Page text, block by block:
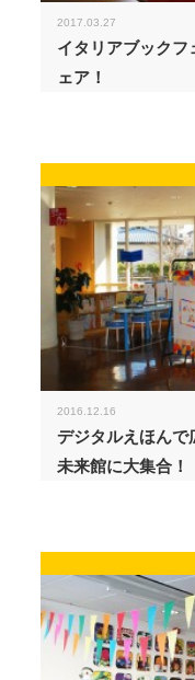
2017.03.27
イタリアブックフ
ェア！
2016.12.16
デジタルえほん
未来館に大集合！